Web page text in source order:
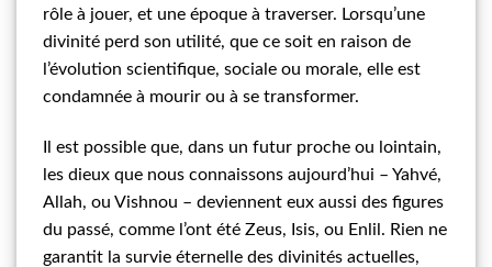
rôle à jouer, et une époque à traverser. Lorsqu’une
divinité perd son utilité, que ce soit en raison de
l’évolution scientifique, sociale ou morale, elle est
condamnée à mourir ou à se transformer.
Il est possible que, dans un futur proche ou lointain,
les dieux que nous connaissons aujourd’hui – Yahvé,
Allah, ou Vishnou – deviennent eux aussi des figures
du passé, comme l’ont été Zeus, Isis, ou Enlil. Rien ne
garantit la survie éternelle des divinités actuelles,